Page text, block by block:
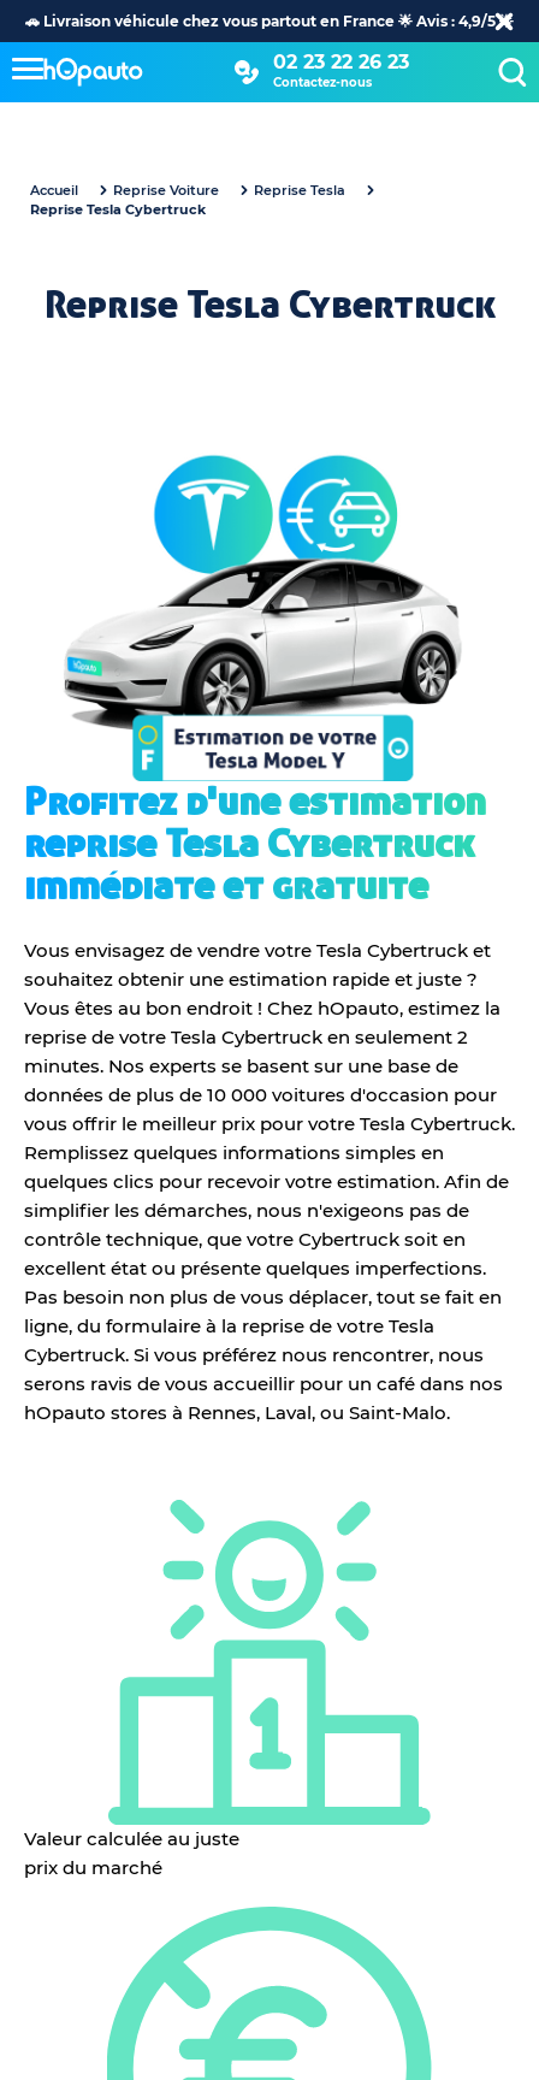
🚗 Livraison véhicule chez vous partout en France 🌟 Avis : 4,9/5 🌟
02 23 22 26 23
Contactez-nous
Accueil Reprise Voiture
Reprise Tesla
Reprise Tesla Cybertruck
Reprise Tesla Cybertruck
Profitez d'une estimation
reprise Tesla Cybertruck
immédiate et gratuite
Vous envisagez de vendre votre Tesla Cybertruck et
souhaitez obtenir une estimation rapide et juste ?
Vous êtes au bon endroit ! Chez hOpauto, estimez la
reprise de votre Tesla Cybertruck en seulement 2
minutes. Nos experts se basent sur une base de
données de plus de 10 000 voitures d'occasion pour
vous offrir le meilleur prix pour votre Tesla Cybertruck.
Remplissez quelques informations simples en
quelques clics pour recevoir votre estimation. Afin de
simplifier les démarches, nous n'exigeons pas de
contrôle technique, que votre Cybertruck soit en
excellent état ou présente quelques imperfections.
Pas besoin non plus de vous déplacer, tout se fait en
ligne, du formulaire à la reprise de votre Tesla
Cybertruck. Si vous préférez nous rencontrer, nous
serons ravis de vous accueillir pour un café dans nos
hOpauto stores à Rennes, Laval, ou Saint-Malo.
Valeur calculée au juste
prix du marché